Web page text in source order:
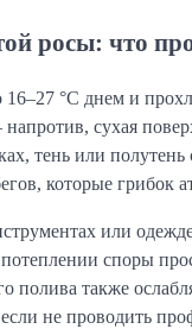
росы: что
16–27 °C днем и
сухая
тень или
которые грибок
или
споры
полива также
не проводить